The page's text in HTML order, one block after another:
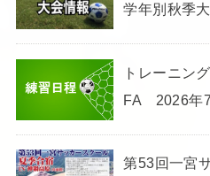
学年別秋季
トレーニン
FA 2026年
第53回一宮